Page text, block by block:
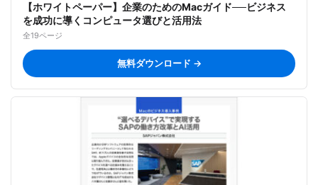
【ホワイトペーパー】企業のためのMacガイド──ビジネス
を成功に導くコンピュータ選びと活用法
全19ページ
無料ダウンロード →